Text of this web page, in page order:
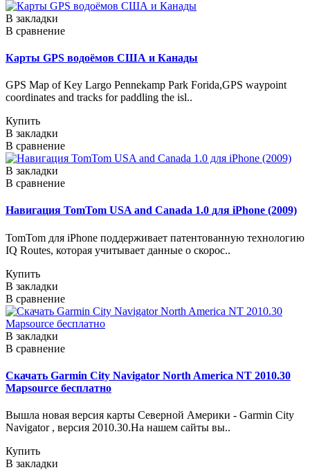
В закладки
В сравнение
Карты GPS водоёмов США и Канады
GPS Map of Key Largo Pennekamp Park Forida,GPS waypoint
coordinates and tracks for paddling the isl..
Купить
В закладки
В сравнение
В закладки
В сравнение
Навигация TomTom USA and Canada 1.0 для iPhone (2009)
TomTom для iPhone поддерживает патентованную технологию
IQ Routes, которая учитывает данные о скорос..
Купить
В закладки
В сравнение
В закладки
В сравнение
Скачать Garmin City Navigator North America NT 2010.30
Mapsource бесплатно
Вышла новая версия карты Северной Америки - Garmin City
Navigator , версия 2010.30.На нашем сайты вы..
Купить
В закладки